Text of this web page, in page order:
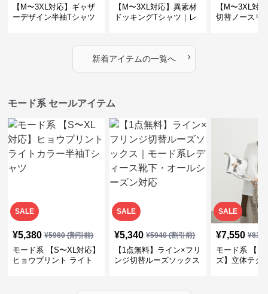
【M〜3XL対応】ギャザ
ーデザイン半袖Tシャツ
【M〜3XL対応】異素材
ドッキングTシャツ｜レ
カバー・大人モード
【M〜3XL対
切替ノースリ
新着アイテムの一覧へ ›
モード系 セールアイテム
SALE
¥5,380 ¥5980(割引前)
モード系 【S〜XL対応】
ヒョウプリント ライト
SALE
¥5,340 ¥5940(割引前)
【1点無料】ライン×フリ
ンジ切替ルーズソックス
SALE
¥7,550 ¥
モード系 【フ
ズ】立体テク